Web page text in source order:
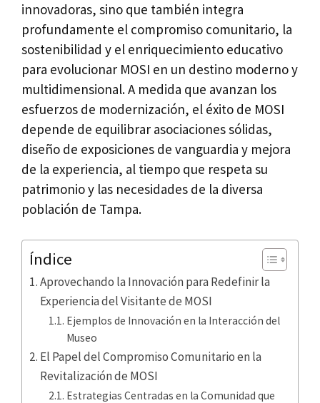
innovadoras, sino que también integra
profundamente el compromiso comunitario, la
sostenibilidad y el enriquecimiento educativo
para evolucionar MOSI en un destino moderno y
multidimensional. A medida que avanzan los
esfuerzos de modernización, el éxito de MOSI
depende de equilibrar asociaciones sólidas,
diseño de exposiciones de vanguardia y mejora
de la experiencia, al tiempo que respeta su
patrimonio y las necesidades de la diversa
población de Tampa.
Índice
Aprovechando la Innovación para Redefinir la
Experiencia del Visitante de MOSI
Ejemplos de Innovación en la Interacción del
Museo
El Papel del Compromiso Comunitario en la
Revitalización de MOSI
Estrategias Centradas en la Comunidad que